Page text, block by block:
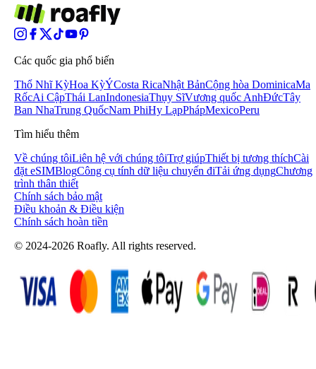
Các quốc gia phổ biến
Thổ Nhĩ KỳHoa KỳÝCosta RicaNhật BảnCộng hòa DominicaMa
RốcAi CậpThái LanIndonesiaThụy SĩVương quốc AnhĐứcTây
Ban NhaTrung QuốcNam PhiHy LạpPhápMexicoPeru
Tìm hiểu thêm
Về chúng tôiLiên hệ với chúng tôiTrợ giúpThiết bị tương thíchCài
đặt eSIMBlogCông cụ tính dữ liệu chuyến điTải ứng dụngChương
trình thân thiết
Chính sách bảo mật
Điều khoản & Điều kiện
Chính sách hoàn tiền
© 2024-2026 Roafly. All rights reserved.